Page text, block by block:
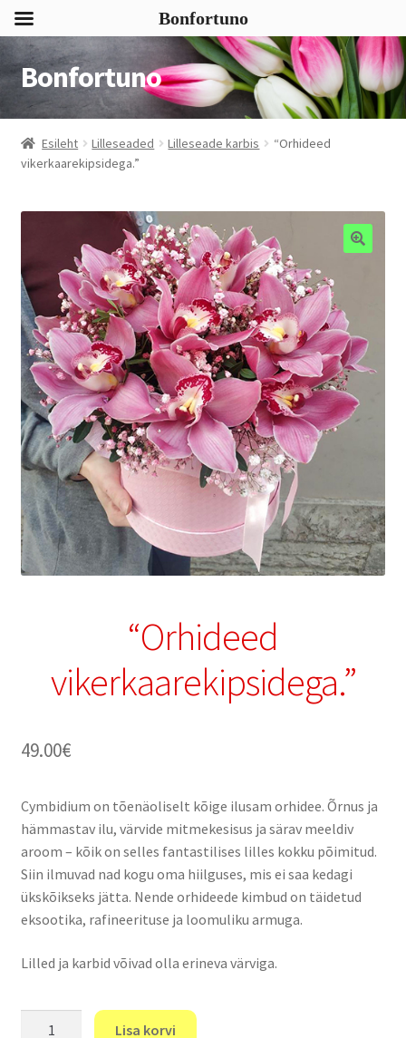
Liigu
navigeerimisele
Liigu
sisu
juurde
Bonfortuno
Esileht Lilleseaded Lilleseade karbis
“Orhideed
vikerkaarekipsidega.”
“Orhideed
vikerkaarekipsidega.”
49.00€
Cymbidium on tõenäoliselt kõige ilusam orhidee. Õrnus ja
hämmastav ilu, värvide mitmekesisus ja särav meeldiv
aroom – kõik on selles fantastilises lilles kokku põimitud.
Siin ilmuvad nad kogu oma hiilguses, mis ei saa kedagi
ükskõikseks jätta. Nende orhideede kimbud on täidetud
eksootika, rafineerituse ja loomuliku armuga.
Lilled ja karbid võivad olla erineva värviga.
Lisa korvi
Bonfortuno